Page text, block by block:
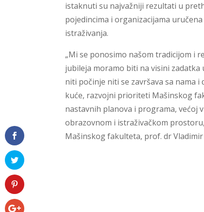
istaknuti su najvažniji rezultati u
pojedincima i organizacijama
istraživanja.
„Mi se ponosimo našom tradicijom i
jubileja moramo biti na visini zadatka
niti počinje niti se završava sa nama
kuće, razvojni prioriteti Mašinskog
nastavnih planova i programa,
obrazovnom i istraživačkom
Mašinskog fakulteta, prof. dr Vladimir